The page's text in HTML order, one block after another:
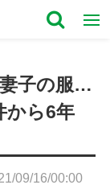
子の服…
から6年
09/16/00:00